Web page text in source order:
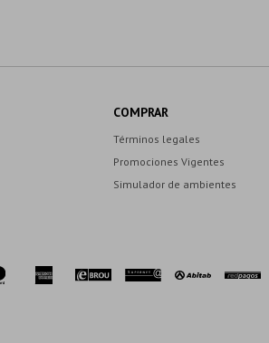
COMPRAR
Términos legales
Promociones Vigentes
Simulador de ambientes